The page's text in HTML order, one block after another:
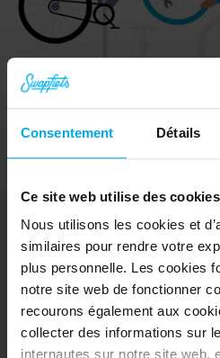
Consentement Détails
Ce site web utilise des
Nous utilisons les cookies et
similaires pour rendre votre
plus personnelle. Les cookies
notre site web de fonctionner
recourons également aux
collecter des informations sur
internautes sur notre site web,
Décrouvrir
Vélos
e-Bikes
Essai gratuit